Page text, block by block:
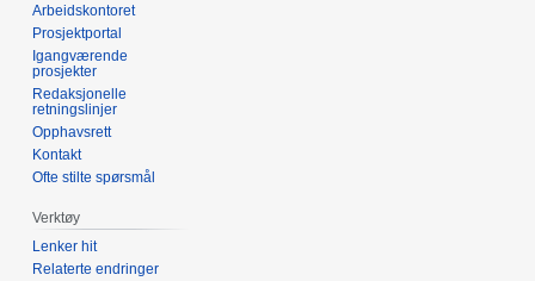
Arbeidskontoret
Prosjektportal
Igangværende
prosjekter
Redaksjonelle
retningslinjer
Opphavsrett
Kontakt
Ofte stilte spørsmål
Verktøy
Lenker hit
Relaterte endringer